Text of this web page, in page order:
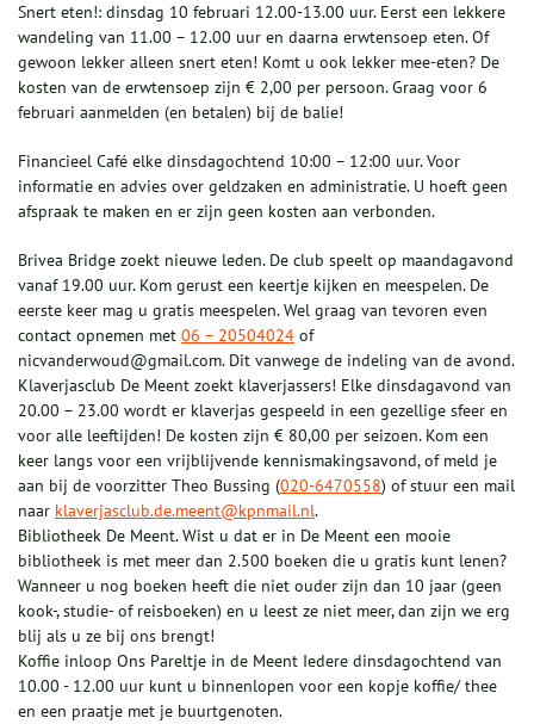
Snert eten!: dinsdag 10 februari 12.00-13.00 uur. Eerst een lekkere
wandeling van 11.00 – 12.00 uur en daarna erwtensoep eten. Of
gewoon lekker alleen snert eten! Komt u ook lekker mee-eten? De
kosten van de erwtensoep zijn € 2,00 per persoon. Graag voor 6
februari aanmelden (en betalen) bij de balie!
Financieel Café elke dinsdagochtend 10:00 – 12:00 uur. Voor
informatie en advies over geldzaken en administratie. U hoeft geen
afspraak te maken en er zijn geen kosten aan verbonden.
Brivea Bridge zoekt nieuwe leden. De club speelt op maandagavond
vanaf 19.00 uur. Kom gerust een keertje kijken en meespelen. De
eerste keer mag u gratis meespelen. Wel graag van tevoren even
contact opnemen met 06 – 20504024 of
nicvanderwoud@gmail.com. Dit vanwege de indeling van de avond.
Klaverjasclub De Meent zoekt klaverjassers! Elke dinsdagavond van
20.00 – 23.00 wordt er klaverjas gespeeld in een gezellige sfeer en
voor alle leeftijden! De kosten zijn € 80,00 per seizoen. Kom een
keer langs voor een vrijblijvende kennismakingsavond, of meld je
aan bij de voorzitter Theo Bussing (020-6470558) of stuur een mail
naar klaverjasclub.de.meent@kpnmail.nl.
Bibliotheek De Meent. Wist u dat er in De Meent een mooie
bibliotheek is met meer dan 2.500 boeken die u gratis kunt lenen?
Wanneer u nog boeken heeft die niet ouder zijn dan 10 jaar (geen
kook-, studie- of reisboeken) en u leest ze niet meer, dan zijn we erg
blij als u ze bij ons brengt!
Koffie inloop Ons Pareltje in de Meent Iedere dinsdagochtend van
10.00 - 12.00 uur kunt u binnenlopen voor een kopje koffie/ thee
en een praatje met je buurtgenoten.